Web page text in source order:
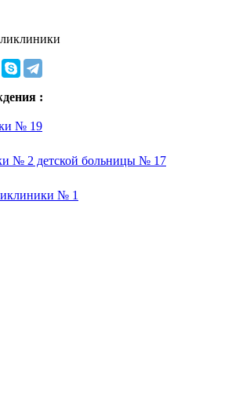
:
№ 19
№ 2 детской больницы № 17
№ 1